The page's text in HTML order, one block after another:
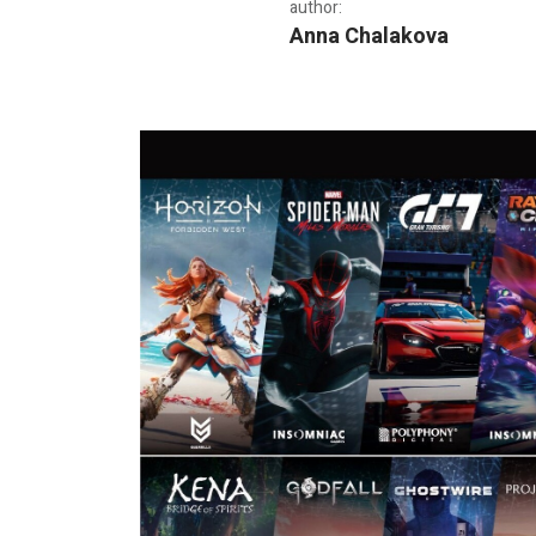
author:
Anna Chalakova
PS5 с атрактивна